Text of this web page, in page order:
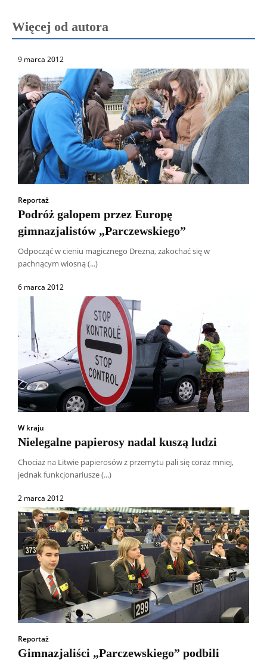
Więcej od autora
9 marca 2012
Reportaż
Podróż galopem przez Europę
gimnazjalistów „Parczewskiego”
Odpocząć w cieniu magicznego Drezna, zakochać się w
pachnącym wiosną (...)
6 marca 2012
W kraju
Nielegalne papierosy nadal kuszą ludzi
Chociaż na Litwie papierosów z przemytu pali się coraz mniej,
jednak funkcjonariusze (...)
2 marca 2012
Reportaż
Gimnazjaliści „Parczewskiego” podbili